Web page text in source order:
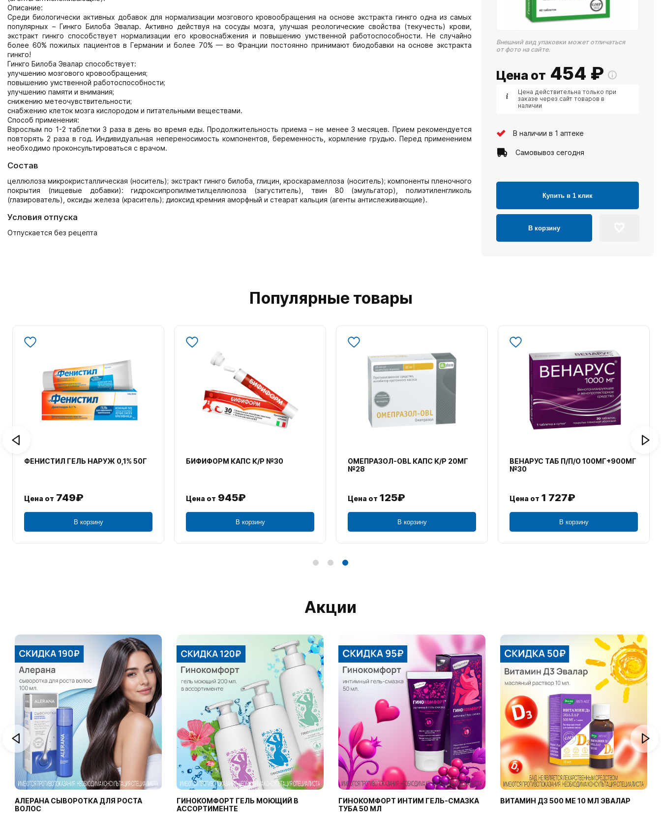
Описание:
Среди биологически активных добавок для нормализации мозгового кровообращения на основе экстракта гинкго одна из самых
популярных – Гинкго Билоба Эвалар. Активно действуя на сосуды мозга, улучшая реологические свойства (текучесть) крови,
экстракт гинкго способствует нормализации его кровоснабжения и повышению умственной работоспособности. Не случайно
более 60% пожилых пациентов в Германии и более 70% — во Франции постоянно принимают биодобавки на основе экстракта
гинкго!
Гинкго Билоба Эвалар способствует:
улучшению мозгового кровообращения;
повышению умственной работоспособности;
улучшению памяти и внимания;
снижению метеочувствительности;
снабжению клеток мозга кислородом и питательными веществами.
Способ применения:
Взрослым по 1-2 таблетки 3 раза в день во время еды. Продолжительность приема – не менее 3 месяцев. Прием рекомендуется
повторять 2 раза в год. Индивидуальная непереносимость компонентов, беременность, кормление грудью. Перед применением
необходимо проконсультироваться с врачом.
Состав
целлюлоза микрокристаллическая (носитель); экстракт гинкго билоба, глицин, кроскарамеллоза (носитель); компоненты пленочного
покрытия (пищевые добавки): гидроксипропилметилцеллюлоза (загуститель), твин 80 (эмульгатор), полиэтиленгликоль
(глазирователь), оксиды железа (краситель); диоксид кремния аморфный и стеарат кальция (агенты антислеживающие).
Условия отпуска
Отпускается без рецепта
Внешний вид упаковки может отличаться
от фото на сайте.
Цена от 454 ₽
Цена действительна только при
заказе через сайт товаров в
наличии
В наличии в 1 аптеке
Самовывоз сегодня
Купить в 1 клик
В корзину
Популярные товары
ФЕНИСТИЛ ГЕЛЬ НАРУЖ 0,1% 50Г
Цена от 749₽
В корзину
БИФИФОРМ КАПС К/Р №30
Цена от 945₽
В корзину
ОМЕПРАЗОЛ-OBL КАПС К/Р 20МГ
№28
Цена от 125₽
В корзину
ВЕНАРУС ТАБ П/П/О 100МГ+900МГ
№30
Цена от 1 727₽
В корзину
Акции
АЛЕРАНА СЫВОРОТКА ДЛЯ РОСТА
ВОЛОС
ГИНОКОМФОРТ ГЕЛЬ МОЮЩИЙ В
АССОРТИМЕНТЕ
ГИНОКОМФОРТ ИНТИМ ГЕЛЬ-СМАЗКА
ТУБА 50 МЛ
ВИТАМИН Д3 500 МЕ 10 МЛ ЭВАЛАР